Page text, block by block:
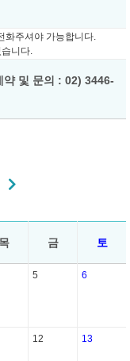
주셔야 가능합니다.
니다.
및 문의 : 02) 3446-
목 금 토
5 6
12 13